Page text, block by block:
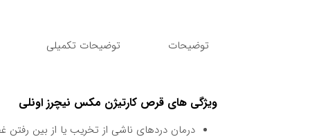
توضیحات توضیحات تکمیلی
ویژگی های قرص کارتیژن مکس نیچرز اونلی
درمان دردهای ناشی از تخریب یا از بین رفتن